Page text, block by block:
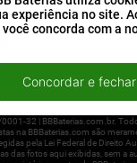
experiência no site.
concorda com a
Concordar e fechar
registrada de BB BATERIAS
32 | BBBaterias.com.br.
na BBBaterias.com são
pela Lei Federal de Direito
das fotos aqui exibidas, sem a